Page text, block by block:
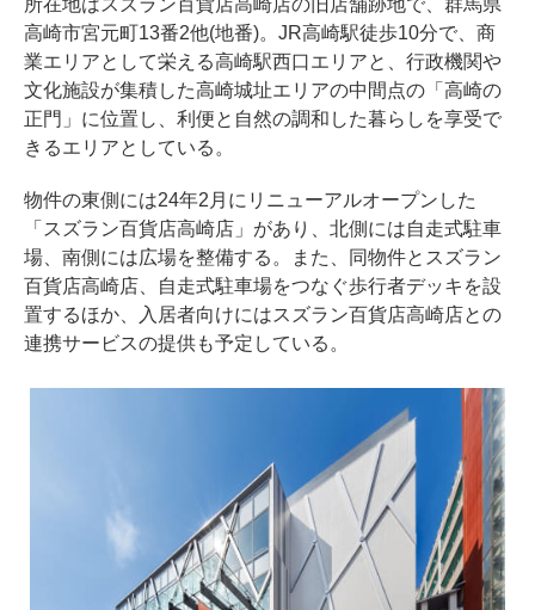
高崎市宮元町13番2他(地番)。JR高崎駅徒歩10分で、商
業エリアとして栄える高崎駅西口エリアと、行政機関や
文化施設が集積した高崎城址エリアの中間点の「高崎の
正門」に位置し、利便と自然の調和した暮らしを享受で
きるエリアとしている。
物件の東側には24年2月にリニューアルオープンした
「スズラン百貨店高崎店」があり、北側には自走式駐車
場、南側には広場を整備する。また、同物件とスズラン
百貨店高崎店、自走式駐車場をつなぐ歩行者デッキを設
置するほか、入居者向けにはスズラン百貨店高崎店との
連携サービスの提供も予定している。